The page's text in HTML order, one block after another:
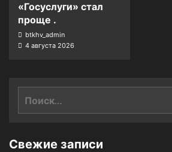
«Госуслуги» стал
проще .
btkhv_admin
4 августа 2026
Свежие записи